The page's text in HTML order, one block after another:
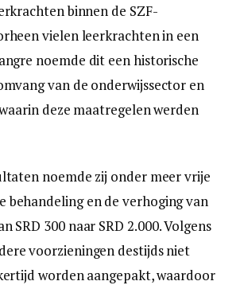
binnen de SZF-
vielen leerkrachten in een
noemde dit een historische
van de onderwijssector en
deze maatregelen werden
noemde zij onder meer vrije
behandeling en de verhoging van
SRD 300 naar SRD 2.000. Volgens
voorzieningen destijds niet
worden aangepakt, waardoor